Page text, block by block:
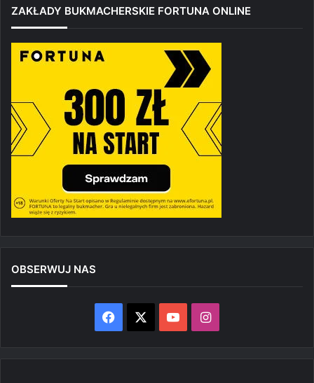
ZAKŁADY BUKMACHERSKIE FORTUNA ONLINE
OBSERWUJ NAS
Facebook YouTubeInstagram